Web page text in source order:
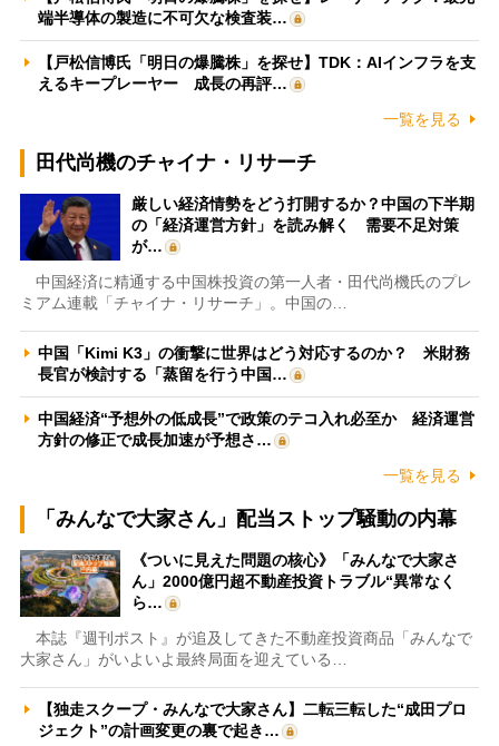
端半導体の製造に不可欠な検査装…
【戸松信博氏「明日の爆騰株」を探せ】TDK：AIインフラを支
えるキープレーヤー 成長の再評…
一覧を見る
田代尚機のチャイナ・リサーチ
厳しい経済情勢をどう打開するか？中国の下半期
の「経済運営方針」を読み解く 需要不足対策
が…
中国経済に精通する中国株投資の第一人者・田代尚機氏のプレ
ミアム連載「チャイナ・リサーチ」。中国の…
中国「Kimi K3」の衝撃に世界はどう対応するのか？ 米財務
長官が検討する「蒸留を行う中国…
中国経済“予想外の低成長”で政策のテコ入れ必至か 経済運営
方針の修正で成長加速が予想さ…
一覧を見る
「みんなで大家さん」配当ストップ騒動の内幕
《ついに見えた問題の核心》「みんなで大家さ
ん」2000億円超不動産投資トラブル“異常なく
ら…
本誌『週刊ポスト』が追及してきた不動産投資商品「みんなで
大家さん」がいよいよ最終局面を迎えている…
【独走スクープ・みんなで大家さん】二転三転した“成田プロ
ジェクト”の計画変更の裏で起き…